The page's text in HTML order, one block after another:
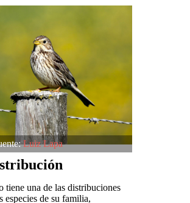
Luiz Lapa
tiene una de las distribuciones
especies de su familia,